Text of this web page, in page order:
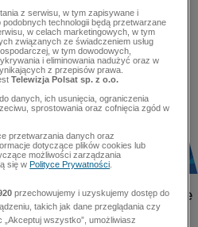
z serwisu, w tym zapisywane i
technologii będą przetwarzane
w celach marketingowych, w tym
związanych ze świadczeniem usług
w tym dowodowych,
i eliminowania nadużyć oraz w
z przepisów prawa.
Telewizja Polsat sp. z o.o.
danych, ich usunięcia, ograniczenia
sprostowania oraz cofnięcia zgód w
przetwarzania danych oraz
dotyczące plików cookies lub
możliwości zarządzania
się wPolityce Prywatności
przechowujemy i uzyskujemy dostęp do
takich jak dane przeglądania czy
wszystko”, umożliwiasz